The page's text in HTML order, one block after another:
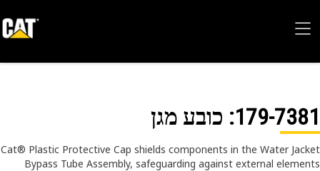
179-: כובע מגן
Cat® Plastic Protective Cap shields components in the Water
Bypass Tube Assembly, safeguarding against external